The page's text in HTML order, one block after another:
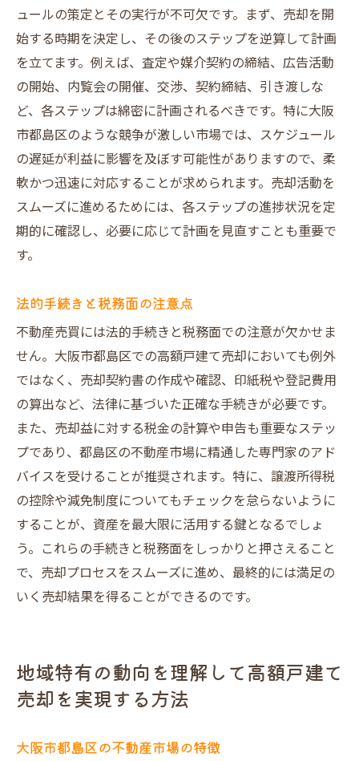
ターゲット顧客の特定とアプローチ法
広告媒体の選定とその効果測定
ソーシャルメディアを活用した広報活動
長期的な視点からの価格設定戦略
ュールの策定とその実行が不可欠です。まず、売却を開
始する時期を決定し、その後のステップを逆算して計画
を立てます。例えば、査定や媒介契約の締結、広告活動
の開始、内覧会の開催、交渉、契約締結、引き渡しな
ど、各ステップは綿密に計画されるべきです。特に大阪
市都島区のような競争が激しい市場では、スケジュール
の遅延が利益に影響を及ぼす可能性がありますので、柔
軟かつ迅速に対応することが求められます。売却活動を
スムーズに進めるためには、各ステップの進捗状況を定
期的に確認し、必要に応じて計画を見直すことも重要で
す。
法的手続きと税務面の注意点
不動産売買には法的手続きと税務面での注意が欠かせま
せん。大阪市都島区での高額戸建て売却においても例外
ではなく、売却契約書の作成や確認、印紙税や登記費用
の算出など、法律に基づいた正確な手続きが必要です。
また、売却益に対する税金の計算や申告も重要なステッ
プであり、都島区の不動産市場に精通した専門家のアド
バイスを受けることが推奨されます。特に、譲渡所得税
の控除や減免制度についてもチェックを怠らないように
することが、資産を最大限に活用する鍵となるでしょ
う。これらの手続きと税務面をしっかりと押さえること
で、売却プロセスをスムーズに進め、最終的には満足の
いく売却結果を得ることができるのです。
地域特有の動向を理解して高額戸建て
売却を実現する方法
大阪市都島区の不動産市場の特徴